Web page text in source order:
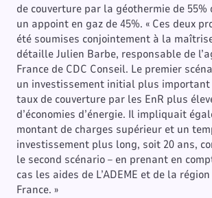
de couverture par la géothermie de 55%
un appoint en gaz de 45%. « Ces deux
été soumises conjointement à la
détaille Julien Barbe, responsable de
France de CDC Conseil. Le premier
un investissement initial plus
taux de couverture par les EnR plus
d’économies d’énergie. Il impliquait
montant de charges supérieur et un
investissement plus long, soit 20 ans,
le second scénario – en prenant en
cas les aides de L’ADEME et de la
France. »